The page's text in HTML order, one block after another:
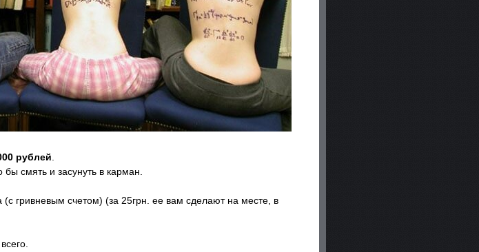
рублей
смять и засунуть в карман.
гривневым счетом) (за 25грн. ее вам сделают на месте, в